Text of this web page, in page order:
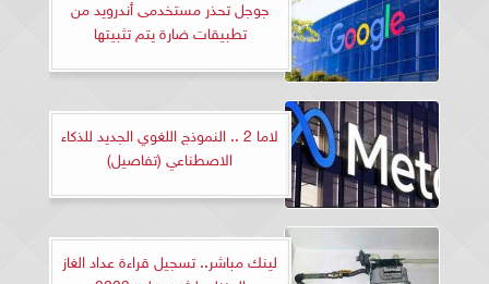
جوجل تحذر مستخدمى أندرويد من
تطبيقات ضارة يتم تثبيتها
لاما 2 .. النموذج اللغوي الجديد للذكاء
الاصطناعي (تفاصيل)
لينك مباشر.. تسجيل قراءة عداد الغاز